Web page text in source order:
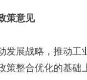
策意见
展战略，推动
策整合优化的基础